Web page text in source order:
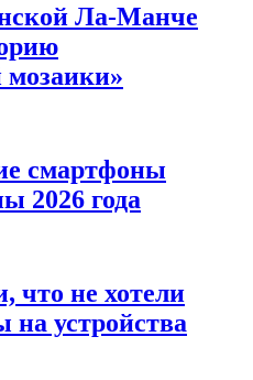
Ла-Манче
мозаики»
смартфоны
2026 года
что не хотели
на устройства